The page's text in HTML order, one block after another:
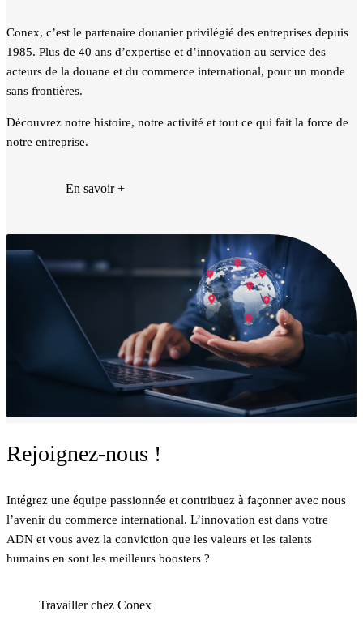
Conex, c’est le partenaire douanier privilégié des entreprises depuis
1985. Plus de 40 ans d’expertise et d’innovation au service des
acteurs de la douane et du commerce international, pour un monde
sans frontières.
Découvrez notre histoire, notre activité et tout ce qui fait la force de
notre entreprise.
En savoir +
Rejoignez-nous !
Intégrez une équipe passionnée et contribuez à façonner avec nous
l’avenir du commerce international. L’innovation est dans votre
ADN et vous avez la conviction que les valeurs et les talents
humains en sont les meilleurs boosters ?
Travailler chez Conex